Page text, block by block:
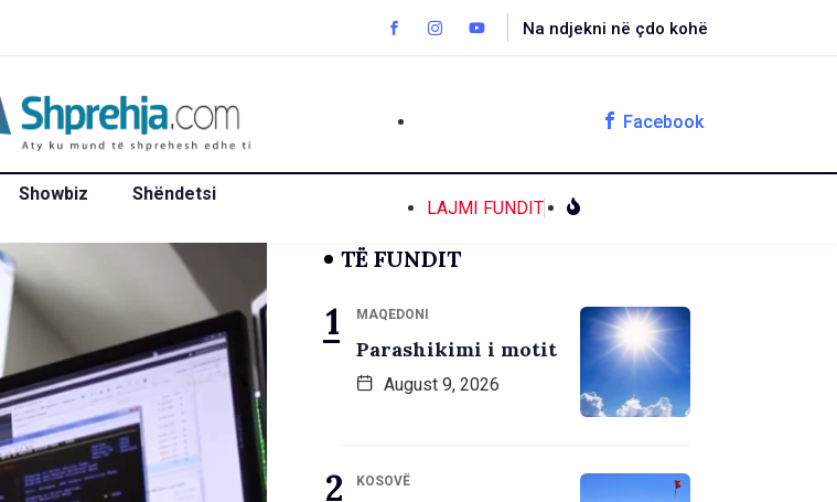
Na ndjekni në çdo kohë
Facebook
Showbiz
Shëndetsi
LAJMI FUNDIT
TË FUNDIT
MAQEDONI
Parashikimi i motit
August 9, 2026
KOSOVË